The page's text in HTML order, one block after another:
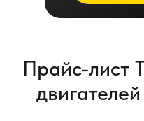
Прайс-лист